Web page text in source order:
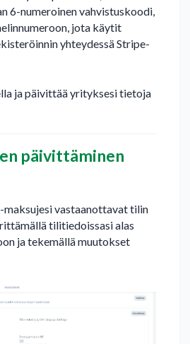
6-numeroinen vahvistuskoodi,
jota käytit
yhteydessä Stripe-
ja päivittää yrityksesi tietoja
päivittäminen
maksujesi vastaanottavat tilin
tilitiedoissasi alas
ja tekemällä muutokset